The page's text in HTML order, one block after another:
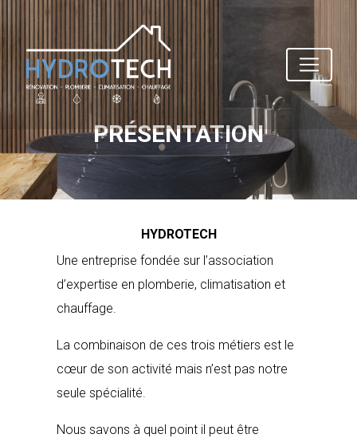
PRÉSENTATION
HYDROTECH
Une entreprise fondée sur l’association
d’expertise en plomberie, climatisation et
chauffage.
La combinaison de ces trois métiers est le
cœur de son activité mais n’est pas notre
seule spécialité.
Nous savons à quel point il peut être